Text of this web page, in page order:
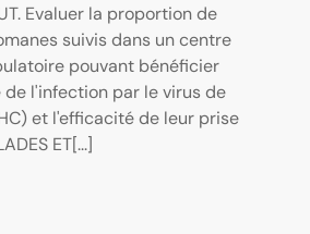
Evaluer la proportion de
suivis dans un centre
pouvant bénéficier
l'infection par le virus de
et l'efficacité de leur prise
ET[...]